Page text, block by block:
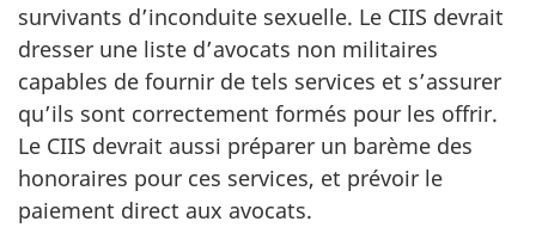
survivants d’inconduite sexuelle. Le CIIS devrait
dresser une liste d’avocats non militaires
capables de fournir de tels services et s’assurer
qu’ils sont correctement formés pour les offrir.
Le CIIS devrait aussi préparer un barème des
honoraires pour ces services, et prévoir le
paiement direct aux avocats.